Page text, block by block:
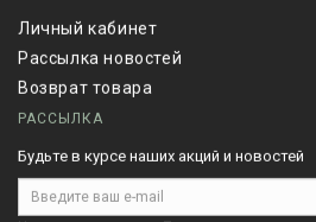
Личный кабинет
Рассылка новостей
Возврат товара
РАССЫЛКА
Будьте в курсе наших акций и новостей